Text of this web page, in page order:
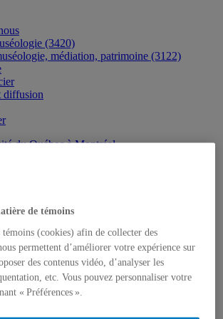
(3420)
médiation, patrimoine (3122)
diffusion
de l'UQAM
- Cycles supérieurs
de témoins
témoins (cookies) afin de collecter des
permettent d’améliorer votre expérience sur
des contenus vidéo, d’analyser les
etc. Vous pouvez personnaliser votre
« Préférences ».